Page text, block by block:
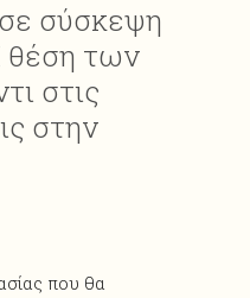
σύσκεψη
θέση των
στις
στην
που θα